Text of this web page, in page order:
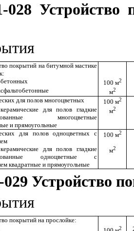
028
покрытий на битумной мастике
100 м2
м2
для полов многоцветных 100 м2
для полов гладкие
многоцветные
и прямоугольные
м2
для полов одноцветных с
100 м2
для полов гладкие
одноцветные с
квадратные и прямоугольные
м2
029 Устройство
покрытий на прослойке:
2